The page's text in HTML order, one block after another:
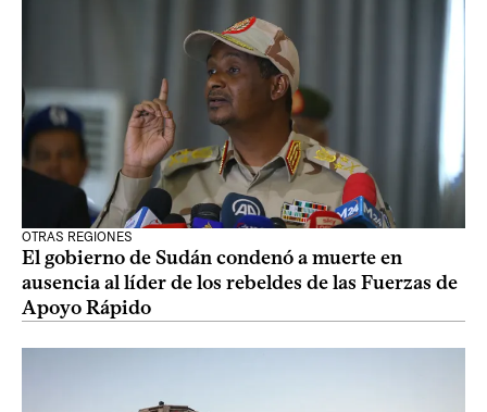
OTRAS REGIONES
El gobierno de Sudán condenó a muerte en
ausencia al líder de los rebeldes de las Fuerzas de
Apoyo Rápido